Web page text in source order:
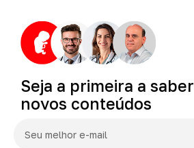
Seja a primeira a saber
novos conteúdos